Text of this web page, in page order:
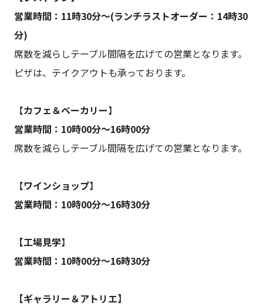
営業時間：11時30分～(ランチラストオーダー：14時30
分)
席数を減らしテーブル間隔を広げての営業となります。
ピザは、テイクアウトも承っております。
【カフェ＆ベーカリー】
営業時間：10時00分～16時00分
席数を減らしテーブル間隔を広げての営業となります。
【ワインショップ】
営業時間：10時00分～16時30分
【工場見学】
営業時間：10時00分～16時30分
【ギャラリー＆アトリエ】